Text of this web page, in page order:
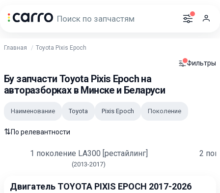
Главная Toyota Pixis Epoch
Фильтры
Бу запчасти Toyota Pixis Epoch на
авторазборках в Минске и Беларуси
Наименование Toyota Pixis Epoch Поколение
⇅По релевантности
1 поколение LA300 [рестайлинг]
(2013-2017)
2
Двигатель TOYOTA PIXIS EPOCH 2017-2026